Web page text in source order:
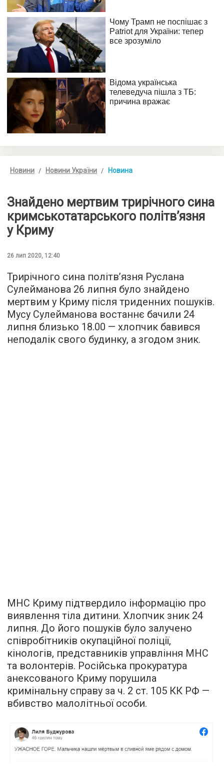
Новини Новини України Новина
Знайдено мертвим трирічного сина
кримськотатарського політв’язня
у Криму
26 лип 2020, 12:40
Трирічного сина політв’язня Руслана
Сулейманова 26 липня було знайдено
мертвим у Криму після триденних пошуків.
Мусу Сулейманова востаннє бачили 24
липня близько 18.00 — хлопчик бавився
неподалік свого будинку, а згодом зник.
МНС Криму підтвердило інформацію про
виявлення тіла дитини. Хлопчик зник 24
липня. До його пошуків було залучено
співробітників окупаційної поліції,
кінологів, представників управління МНС
та волонтерів. Російська прокуратура
анексованого Криму порушила
кримінальну справу за ч. 2 ст. 105 КК РФ —
вбивство малолітньої особи.